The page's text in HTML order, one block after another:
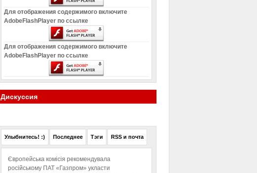
Для отображения содержимого включите
AdobeFlashPlayer по ссылке
Для отображения содержимого включите
AdobeFlashPlayer по ссылке
Дискуссия
Улыбнитесь! :) Последнее Тэги RSS и почта
Європейська комісія рекомендувала
російському ПАТ «Газпром» укласти